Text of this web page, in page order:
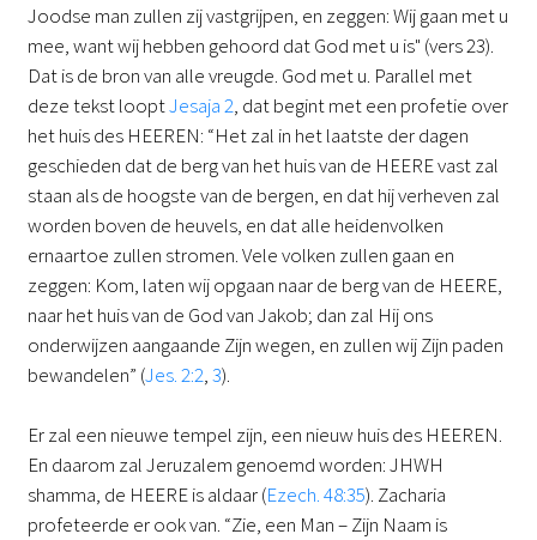
Joodse man zullen zij vastgrijpen, en zeggen: Wij gaan met u
mee, want wij hebben gehoord dat God met u is" (vers 23).
Dat is de bron van alle vreugde. God met u. Parallel met
deze tekst looptJesaja 2, dat begint met een profetie over
het huis des HEEREN: “Het zal in het laatste der dagen
geschieden dat de berg van het huis van de HEERE vast zal
staan als de hoogste van de bergen, en dat hij verheven zal
worden boven de heuvels, en dat alle heidenvolken
ernaartoe zullen stromen. Vele volken zullen gaan en
zeggen: Kom, laten wij opgaan naar de berg van de HEERE,
naar het huis van de God van Jakob; dan zal Hij ons
onderwijzen aangaande Zijn wegen, en zullen wij Zijn paden
bewandelen” (Jes. 2:2,3).
Er zal een nieuwe tempel zijn, een nieuw huis des HEEREN.
En daarom zal Jeruzalem genoemd worden: JHWH
shamma, de HEERE is aldaar (Ezech. 48:35). Zacharia
profeteerde er ook van. “Zie, een Man – Zijn Naam is